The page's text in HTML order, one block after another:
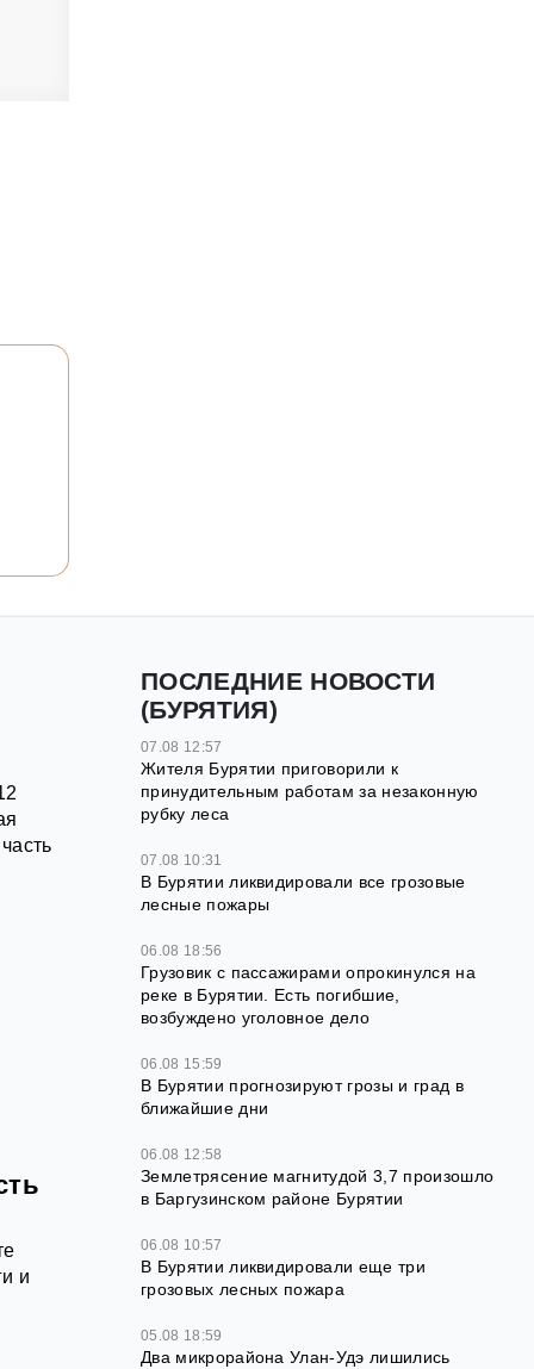
и
ПОСЛЕДНИЕ НОВОСТИ
(БУРЯТИЯ)
07.08 12:57
Жителя Бурятии приговорили к
принудительным работам за незаконную
рубку леса
07.08 10:31
В Бурятии ликвидировали все грозовые
лесные пожары
06.08 18:56
Грузовик с пассажирами опрокинулся на
реке в Бурятии. Есть погибшие,
возбуждено уголовное дело
06.08 15:59
В Бурятии прогнозируют грозы и град в
ближайшие дни
06.08 12:58
Землетрясение магнитудой 3,7 произошло
в Баргузинском районе Бурятии
06.08 10:57
В Бурятии ликвидировали еще три
грозовых лесных пожара
05.08 18:59
Два микрорайона Улан-Удэ лишились